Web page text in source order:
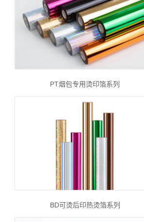
PT烟包专用烫印箔系列
BD可烫后印热烫箔系列